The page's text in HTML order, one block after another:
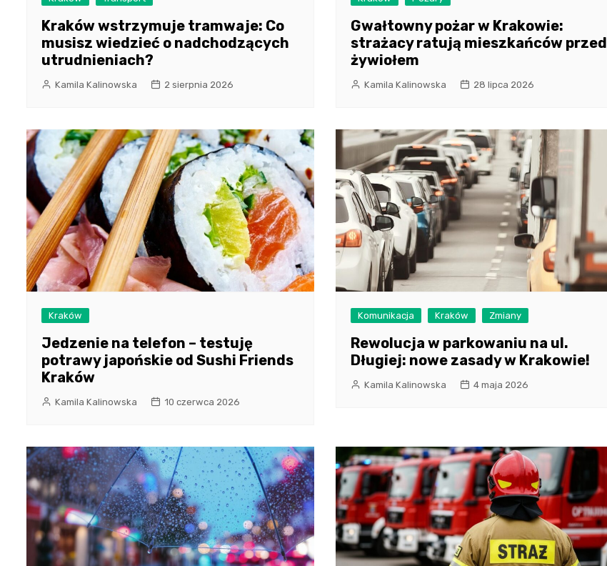
Kraków wstrzymuje tramwaje: Co
musisz wiedzieć o nadchodzących
utrudnieniach?
Kamila Kalinowska 2 sierpnia 2026
Gwałtowny pożar w Krakowie:
strażacy ratują mieszkańców przed
żywiołem
Kamila Kalinowska 28 lipca 2026
Kraków
Jedzenie na telefon – testuję
potrawy japońskie od Sushi Friends
Kraków
Kamila Kalinowska 10 czerwca 2026
Komunikacja Kraków Zmiany
Rewolucja w parkowaniu na ul.
Długiej: nowe zasady w Krakowie!
Kamila Kalinowska 4 maja 2026